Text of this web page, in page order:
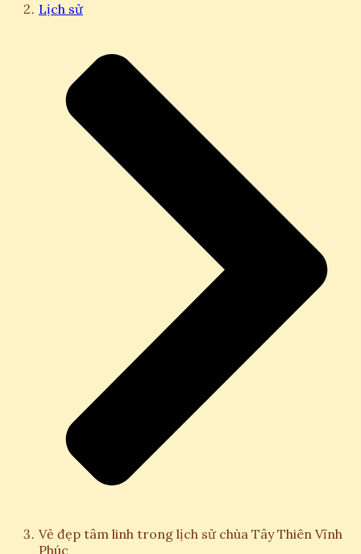
Lịch sử
Vẻ đẹp tâm linh trong lịch sử chùa Tây Thiên Vĩnh
Phúc